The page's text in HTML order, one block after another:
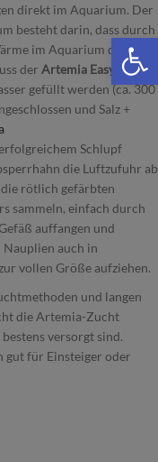
direkt im Aquarium. Der
besteht darin, dass durch
im Aquarium die
der Artemia Easy
gefüllt werden (ca. 300
und Salz +
Schlupf
die Luftzufuhr ab
rötlich gefärbten
sammeln, einfach durch
auffangen und
auch in
vollen Größe aufziehen.
und langen
die Artemia-Zucht
versorgt sind.
gut für Einsteiger oder